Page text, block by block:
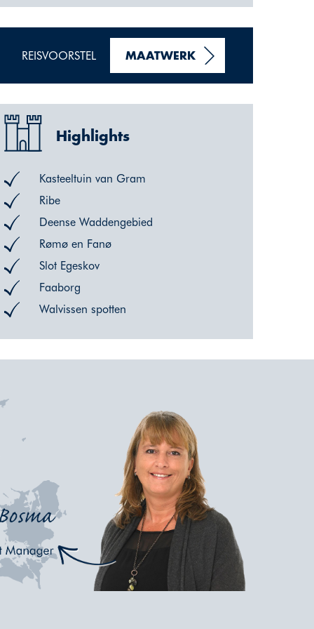
REISVOORSTEL MAATWERK
Highlights
Kasteeltuin van Gram
Ribe
Deense Waddengebied
Rømø en Fanø
Slot Egeskov
Faaborg
Walvissen spotten